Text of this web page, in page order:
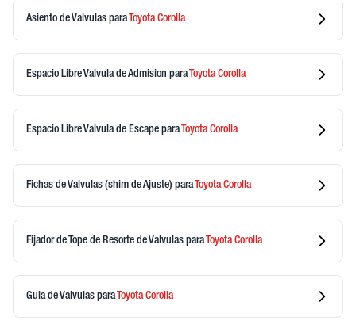
Asiento de Valvulas paraToyotaCorolla
Espacio Libre Valvula de Admision paraToyotaCorolla
Espacio Libre Valvula de Escape paraToyotaCorolla
Fichas de Valvulas (shim de Ajuste) paraToyotaCorolla
Fijador de Tope de Resorte de Valvulas paraToyotaCorolla
Guia de Valvulas paraToyotaCorolla